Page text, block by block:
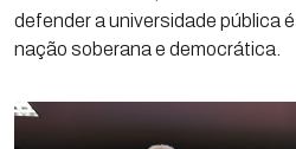
defender a universidade pública
nação soberana e democrática.